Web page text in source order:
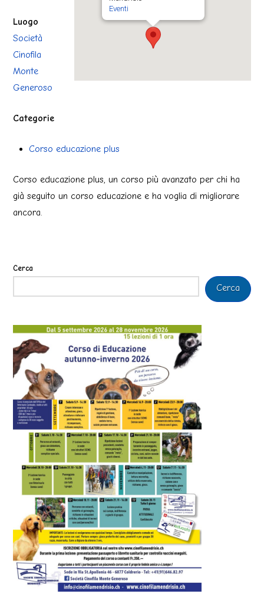
Eventi
Luogo
Società
Cinofila
Monte
Generoso
Categorie
Corso educazione plus
Corso educazione plus, un corso più avanzato per chi ha
già seguito un corso educazione e ha voglia di migliorare
ancora.
Cerca
Cerca